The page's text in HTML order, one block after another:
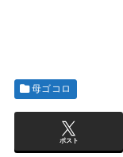
母ゴコロ
ポスト